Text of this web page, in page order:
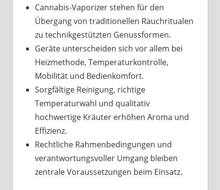
Cannabis-Vaporizer stehen für den
Übergang von traditionellen Rauchritualen
zu technikgestützten Genussformen.
Geräte unterscheiden sich vor allem bei
Heizmethode, Temperaturkontrolle,
Mobilität und Bedienkomfort.
Sorgfältige Reinigung, richtige
Temperaturwahl und qualitativ
hochwertige Kräuter erhöhen Aroma und
Effizienz.
Rechtliche Rahmenbedingungen und
verantwortungsvoller Umgang bleiben
zentrale Voraussetzungen beim Einsatz.